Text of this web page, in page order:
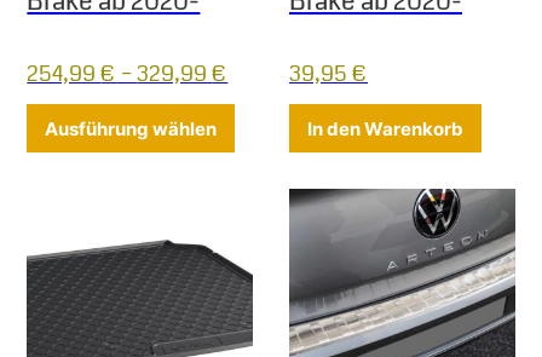
254,99€ –329,99€
Ausführung wählen Dieses Produkt weist mehrere
39,95€
In den Warenkorb